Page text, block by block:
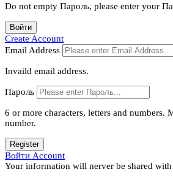
Do not empty Пароль, please enter your
Войти
Create Account
Email Address
Invaild email address.
Пароль
6 or more characters, letters and numbers.
number.
Register
Войти Account
Your information will nerver be shared